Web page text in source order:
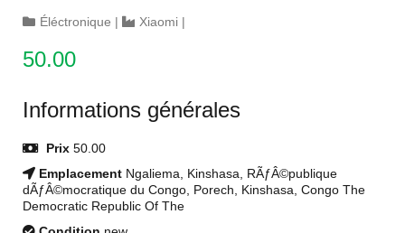
Éléctronique | Xiaomi |
50.00
Informations générales
Prix 50.00
Emplacement Ngaliema, Kinshasa, RÃƒÂ©publique
dÃƒÂ©mocratique du Congo, Porech, Kinshasa, Congo The
Democratic Republic Of The